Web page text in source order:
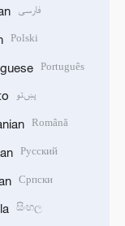
فارسی
Polski
Português
پښتو
Română
Русский
Српски
සිංහල